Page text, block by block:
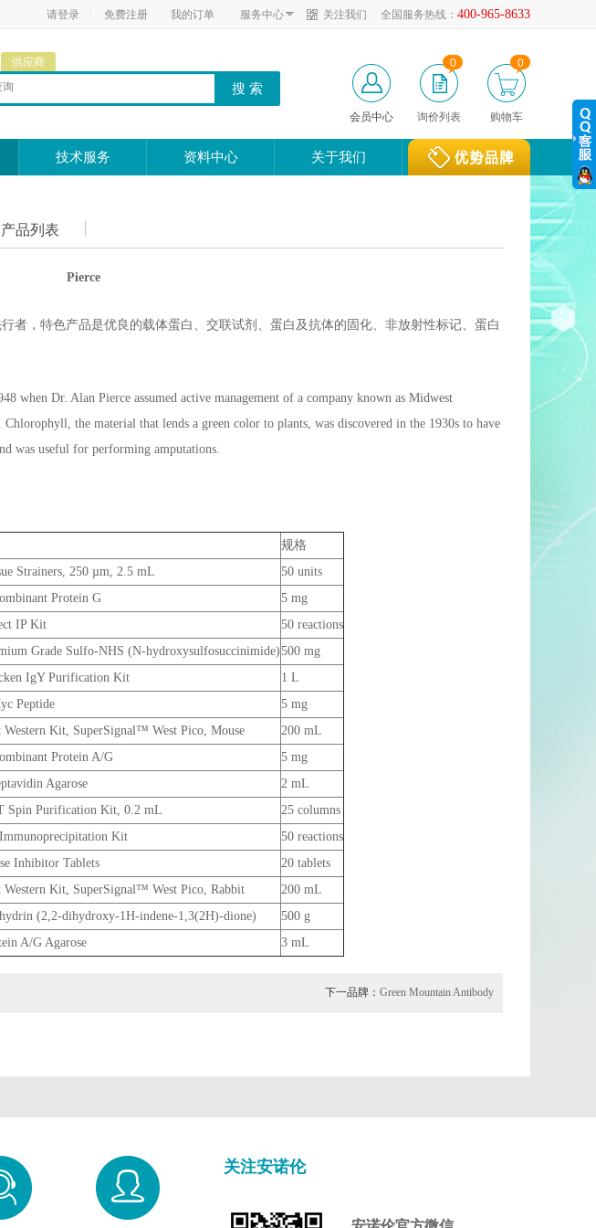
全国服务热线： 400-965-8633
关注我们
服务中心
请登录 免费注册 我的订单
供应商
会员中心 询价列表
0
购物车
0
技术服务 资料中心 关于我们
产品列表
Pierce
者，特色产品是优良的载体蛋白、交联试剂、蛋白及抗体的固化、非放射性标记、蛋白
when Dr. Alan Pierce assumed active management of a company known as Midwest
. Chlorophyll, the material that lends a green color to plants, was discovered in the 1930s to have
was useful for performing amputations.
规格
Strainers, 250 µm, 2.5 mL
50 units
Protein G
5 mg
IP Kit
50 reactions
Grade Sulfo-NHS (N-hydroxysulfosuccinimide)500 mg
IgY Purification Kit
1 L
Peptide
5 mg
Kit, SuperSignal™ West Pico, Mouse
200 mL
Protein A/G
5 mg
Agarose
2 mL
Spin Purification Kit, 0.2 mL
25 columns
Kit
50 reactions
Inhibitor Tablets
20 tablets
Kit, SuperSignal™ West Pico, Rabbit
200 mL
(2,2-dihydroxy-1H-indene-1,3(2H)-dione)
500 g
A/G Agarose 3 mL
下一品牌： Green Mountain Antibody
关注安诺伦